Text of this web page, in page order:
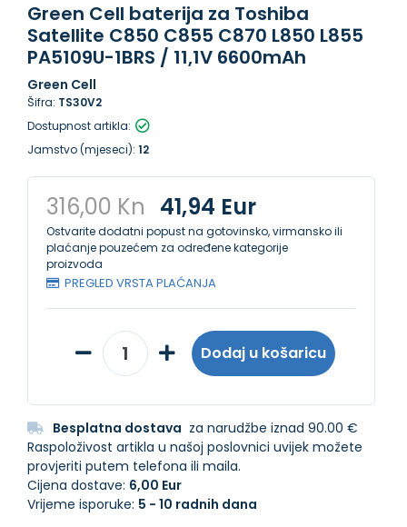
Green Cell baterija za Toshiba
Satellite C850 C855 C870 L850 L855
PA5109U-1BRS / 11,1V 6600mAh
Green Cell
Šifra: TS30V2
Dostupnost artikla:
Jamstvo (mjeseci): 12
316,00 Kn 41,94 Eur
Ostvarite dodatni popust na gotovinsko, virmansko ili
plaćanje pouzećem za određene kategorije
proizvoda
PREGLED VRSTA PLAĆANJA
Dodaj u košaricu
Besplatna dostava za narudžbe iznad 90.00 €
Raspoloživost artikla u našoj poslovnici uvijek možete
provjeriti putem telefona ili maila.
Cijena dostave: 6,00 Eur
Vrijeme isporuke: 5 - 10 radnih dana